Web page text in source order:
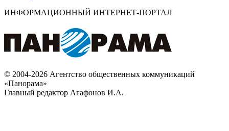
ИНФОРМАЦИОННЫЙ ИНТЕРНЕТ-ПОРТАЛ
© 2004-2026 Агентство общественных коммуникаций
«Панорама»
Главный редактор Агафонов И.А.